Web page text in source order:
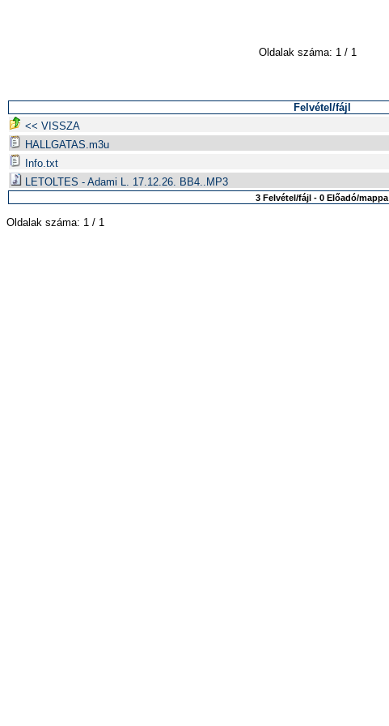
Oldalak száma: 1 / 1
Felvétel/fájl
<< VISSZA
HALLGATAS.m3u
Info.txt
LETOLTES - Adami L. 17.12.26. BB4..MP3
3 Felvétel/fájl - 0 Előadó/mappa
Oldalak száma: 1 / 1